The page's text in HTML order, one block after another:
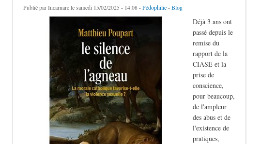
Publié parIncarnarele samedi 15/02/2025 - 14:08 -Pédophilie-Blog
Déjà 3 ans ont
passé depuis le
remise du
rapport de la
CIASE et la
prise de
conscience,
pour beaucoup,
de l'ampleur
des abus et de
l'existence de
pratiques,